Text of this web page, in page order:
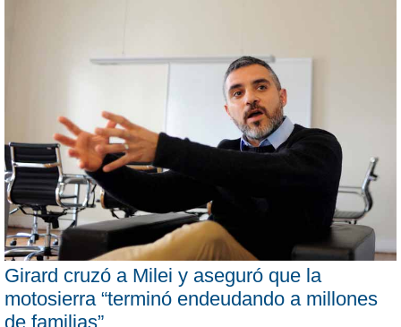
Girard cruzó a Milei y aseguró que la
motosierra “terminó endeudando a millones
de familias”